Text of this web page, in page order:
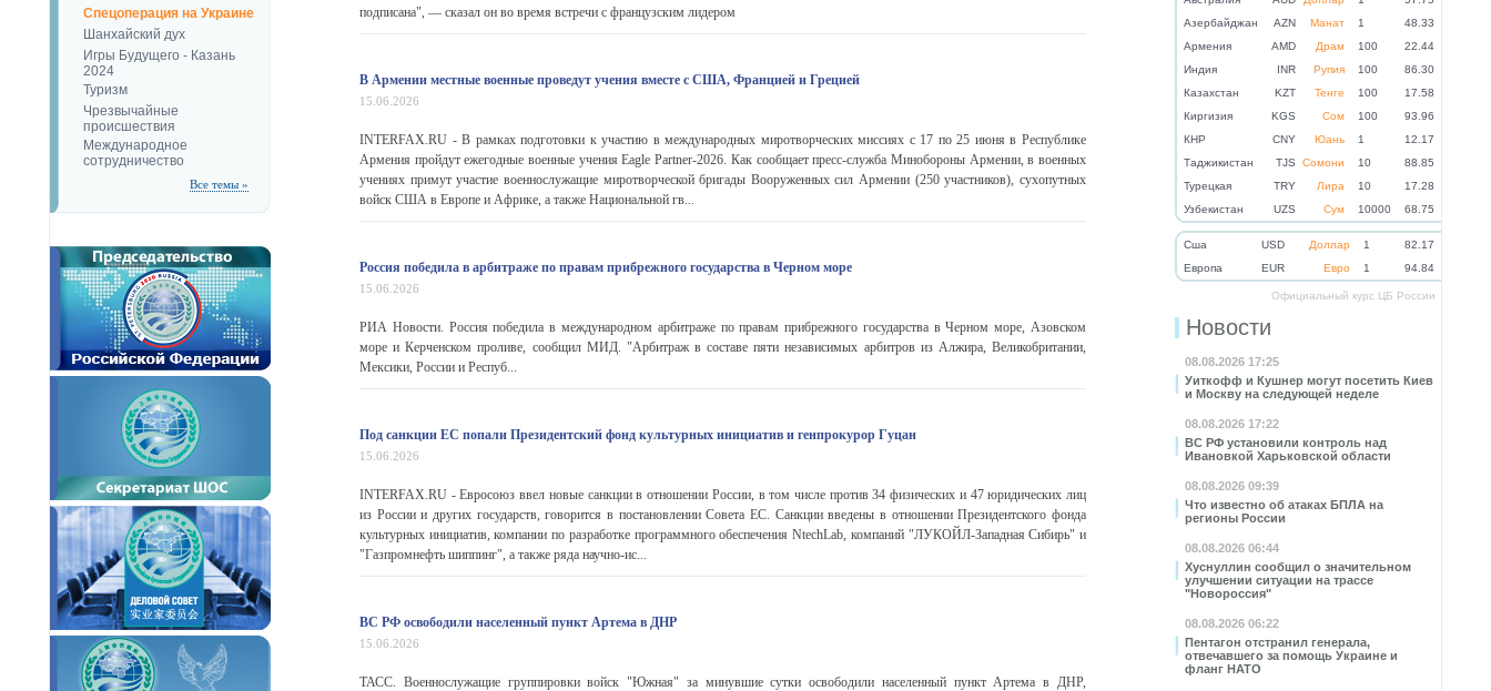
Азербайджан
AZN Манат 1
48.33
Армения
AMD Драм 100
22.44
Индия
INR Рупия 100
86.30
Казахстан
KZT Тенге 100
17.58
Киргизия
KGS Сом 100
93.96
КНР
CNY Юань 1
12.17
Таджикистан
TJS Сомони 10
88.85
Турецкая
TRY Лира 10
17.28
Узбекистан
UZS Сум 10000 68.75
Cша USD Доллар 1
82.17
Eвропа
EUR Евро 1 94.84
Официальный курс ЦБ России
Новости
08.08.2026 17:25
Уиткофф и Кушнер могут посетить Киев
и Москву на следующей неделе
08.08.2026 17:22
ВС РФ установили контроль над
Ивановкой Харьковской области
08.08.2026 09:39
Что известно об атаках БПЛА на
регионы России
08.08.2026 06:44
Хуснуллин сообщил о значительном
улучшении ситуации на трассе
"Новороссия"
08.08.2026 06:22
Пентагон отстранил генерала,
отвечавшего за помощь Украине и
фланг НАТО
Спецоперация на Украине
Шанхайский дух
Игры Будущего - Казань
2024
Туризм
Чрезвычайные
происшествия
Международное
сотрудничество
Все темы »
подписана", — сказал он во время встречи c французским лидером
В Армении местные военные проведут учения вместе с США, Францией и Грецией
15.06.2026
INTERFAX.RU - В рамках подготовки к участию в международных миротворческих миссиях с 17 по 25 июня в Республике
Армения пройдут ежегодные военные учения Eagle Partner-2026. Как сообщает пресс-служба Минобороны Армении, в военных
учениях примут участие военнослужащие миротворческой бригады Вооруженных сил Армении (250 участников), сухопутных
войск США в Европе и Африке, а также Национальной гв...
Россия победила в арбитраже по правам прибрежного государства в Черном море
15.06.2026
РИА Новости. Россия победила в международном арбитраже по правам прибрежного государства в Черном море, Азовском
море и Керченском проливе, сообщил МИД. "Арбитраж в составе пяти независимых арбитров из Алжира, Великобритании,
Мексики, России и Респуб...
Под санкции ЕС попали Президентский фонд культурных инициатив и генпрокурор Гуцан
15.06.2026
INTERFAX.RU - Евросоюз ввел новые санкции в отношении России, в том числе против 34 физических и 47 юридических лиц
из России и других государств, говорится в постановлении Совета ЕС. Санкции введены в отношении Президентского фонда
культурных инициатив, компании по разработке программного обеспечения NtechLab, компаний "ЛУКОЙЛ-Западная Сибирь" и
"Газпромнефть шиппинг", а также ряда научно-ис...
ВС РФ освободили населенный пункт Артема в ДНР
15.06.2026
ТАСС. Военнослужащие группировки войск "Южная" за минувшие сутки освободили населенный пункт Артема в ДНР,